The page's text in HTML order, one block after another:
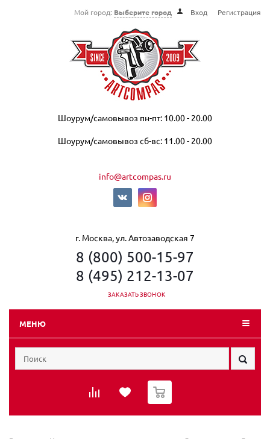
Мой город: Выберите город Вход Регистрация
Шоурум/самовывоз пн-пт: 10.00 - 20.00
Шоурум/самовывоз сб-вс: 11.00 - 20.00
info@artcompas.ru
г. Москва, ул. Автозаводская 7
8 (800) 500-15-97
8 (495) 212-13-07
ЗАКАЗАТЬ ЗВОНОК
МЕНЮ
0